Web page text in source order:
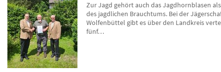
Zur Jagd gehört auch das Jagdhornblasen
des jagdlichen Brauchtums. Bei der
Wolfenbüttel gibt es über den Landkreis
fünf…